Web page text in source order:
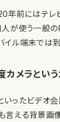
年前にはテ
が使う一般の
イル端末では
カメラとい
ったビデオ
言える背景画